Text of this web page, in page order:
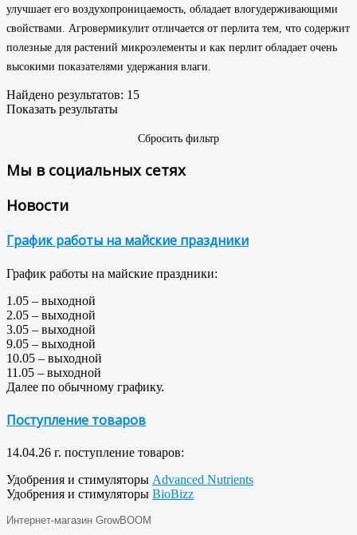
улучшает его воздухопроницаемость, обладает влогудерживающими
свойствами. Агровермикулит отличается от перлита тем, что содержит
полезные для растений микроэлементы и как перлит обладает очень
высокими показателями удержания влаги.
Найдено результатов: 15
Показать результаты
Сбросить фильтр
Мы в социальных сетях
Новости
График работы на майские праздники
График работы на майские праздники:
1.05 – выходной
2.05 – выходной
3.05 – выходной
9.05 – выходной
10.05 – выходной
11.05 – выходной
Далее по обычному графику.
Поступление товаров
14.04.26 г. поступление товаров:
Удобрения и стимуляторы Advanced Nutrients
Удобрения и стимуляторы BioBizz
Интернет-магазин GrowBOOM